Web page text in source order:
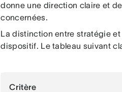
donne une direction claire et
concernées.
La distinction entre stratégie et
dispositif. Le tableau suivant
Critère